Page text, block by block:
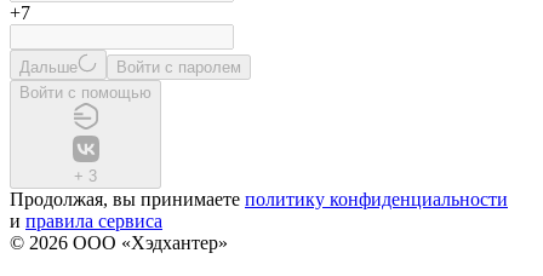
+7
Дальше
Войти с паролем
Войти с помощью
+ 3
Продолжая, вы принимаете политику конфиденциальности
и правила сервиса
© 2026 ООО «Хэдхантер»